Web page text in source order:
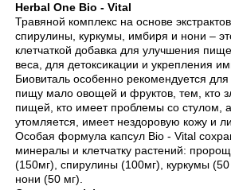
Herbal One Bio - Vital
Травяной комплекс на основе
спирулины, куркумы, имбиря и нони –
клетчаткой добавка для улучшения
веса, для детоксикации и укрепления
Биовиталь особенно рекомендуется для
пищу мало овощей и фруктов, тем, кто
пищей, кто имеет проблемы со стулом,
утомляется, имеет нездоровую кожу и
Особая формула капсул Bio - Vital
минералы и клетчатку растений:
(150мг), спирулины (100мг), куркумы
нони (50 мг).